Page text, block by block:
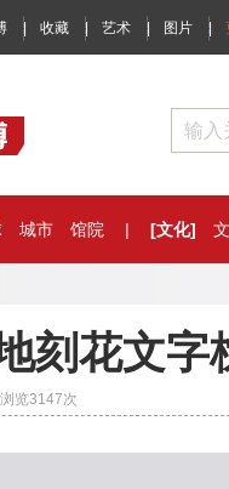
| 收藏 | 艺术 | 图片 |
城市 馆院 | [文化]
刻花文字
览3147次